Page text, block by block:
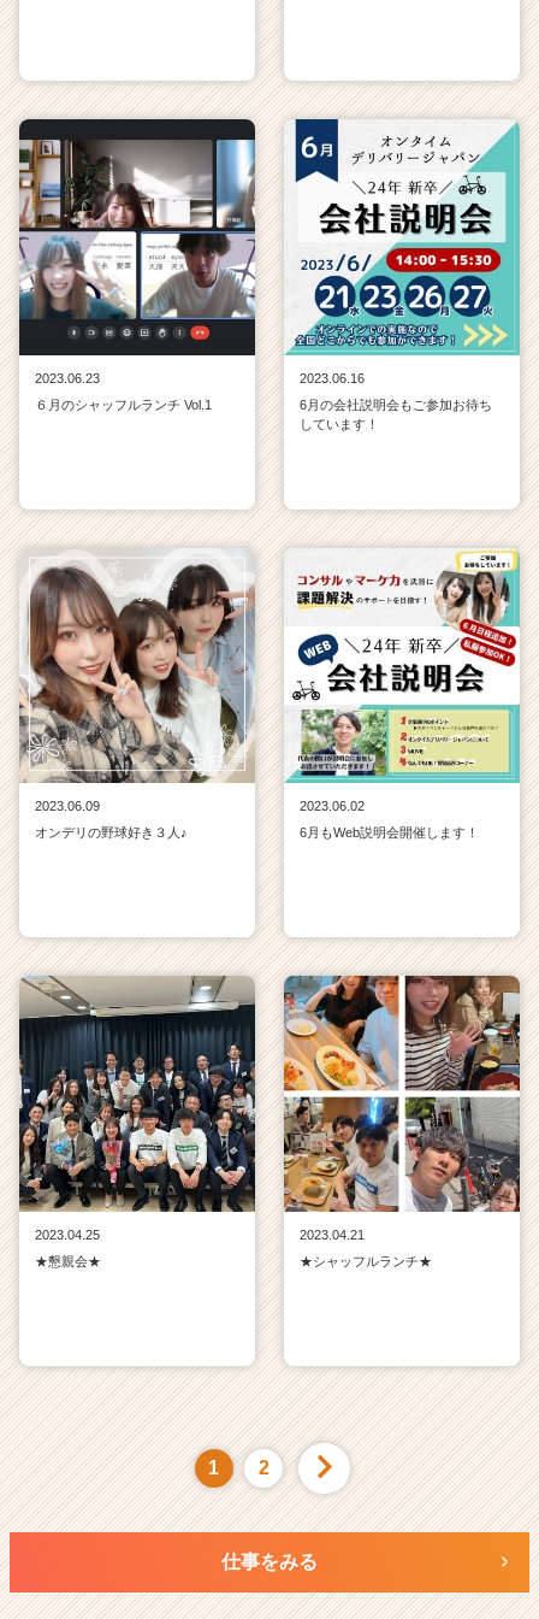
2023.06.23
６月のシャッフルランチ Vol.1
2023.06.16
6月の会社説明会もご参加お待ち
しています！
2023.06.09
オンデリの野球好き３人♪
2023.06.02
6月もWeb説明会開催します！
2023.04.25
★懇親会★
2023.04.21
★シャッフルランチ★
1 2
仕事をみる